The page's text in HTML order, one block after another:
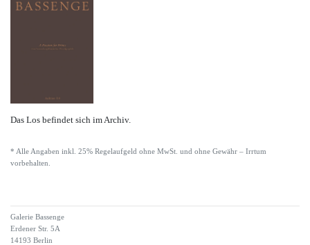
Das Los befindet sich im Archiv.
* Alle Angaben inkl. 25% Regelaufgeld ohne MwSt. und ohne Gewähr – Irrtum
vorbehalten.
Galerie Bassenge
Erdener Str. 5A
14193 Berlin